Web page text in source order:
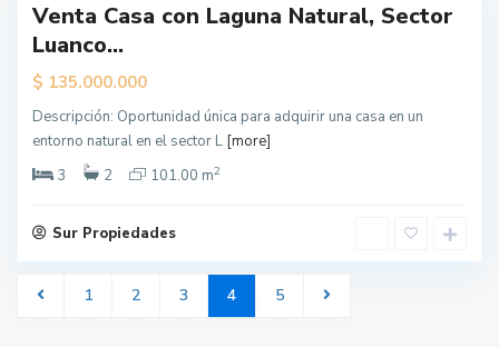
Venta Casa con Laguna Natural, Sector
Luanco...
$ 135.000.000
Descripción: Oportunidad única para adquirir una casa en un
entorno natural en el sector L [more]
3
2 101.00 m2
Sur Propiedades
1 2 3 4 5